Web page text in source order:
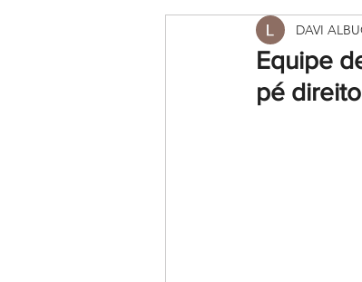
Fundamental II
Educomunicação
Equipe
pé
DAVI